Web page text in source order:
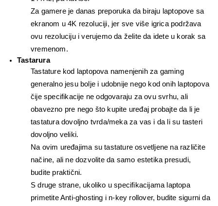
Za gamere je danas preporuka da biraju laptopove sa
ekranom u 4K rezoluciji, jer sve više igrica podržava
ovu rezoluciju i verujemo da želite da idete u korak sa
vremenom.
Tastarura
Tastature kod laptopova namenjenih za gaming
generalno jesu bolje i udobnije nego kod onih laptopova
čije specifikacije ne odgovaraju za ovu svrhu, ali
obavezno pre nego što kupite uređaj probajte da li je
tastatura dovoljno tvrda/meka za vas i da li su tasteri
dovoljno veliki.
Na ovim uređajima su tastature osvetljene na različite
načine, ali ne dozvolite da samo estetika presudi,
budite praktični.
S druge strane, ukoliko u specifikacijama laptopa
primetite Anti-ghosting i n-key rollover, budite sigurni da